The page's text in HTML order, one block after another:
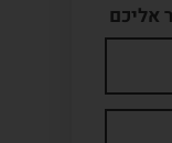
אליכם